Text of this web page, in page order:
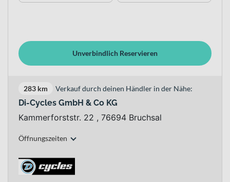
Unverbindlich Reservieren
283 km Verkauf durch deinen Händler in der Nähe:
Di-Cycles GmbH & Co KG
Kammerforststr. 22 , 76694 Bruchsal
Öffnungszeiten